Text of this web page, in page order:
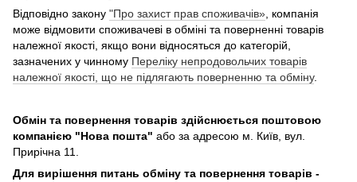
Відповідно закону "Про захист прав споживачів», компанія
може відмовити споживачеві в обміні та поверненні товарів
належної якості, якщо вони відносяться до категорій,
зазначених у чинному Переліку непродовольчих товарів
належної якості, що не підлягають поверненню та обміну.
Обмін та повернення товарів здійснюється поштовою
компанією "Нова пошта" або за адресою м. Київ, вул.
Прирічна 11.
Для вирішення питань обміну та повернення товарів -